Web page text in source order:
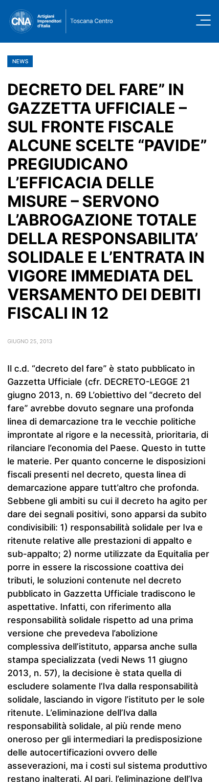
NEWS
DECRETO DEL FARE” IN
GAZZETTA UFFICIALE –
SUL FRONTE FISCALE
ALCUNE SCELTE “PAVIDE”
PREGIUDICANO
L’EFFICACIA DELLE
MISURE – SERVONO
L’ABROGAZIONE TOTALE
DELLA RESPONSABILITA’
SOLIDALE E L’ENTRATA IN
VIGORE IMMEDIATA DEL
VERSAMENTO DEI DEBITI
FISCALI IN 12
GIUGNO 25, 2013
Il c.d. “decreto del fare” è stato pubblicato in
Gazzetta Ufficiale (cfr. DECRETO-LEGGE 21
giugno 2013, n. 69 L’obiettivo del “decreto del
fare” avrebbe dovuto segnare una profonda
linea di demarcazione tra le vecchie politiche
improntate al rigore e la necessità, prioritaria, di
rilanciare l’economia del Paese. Questo in tutte
le materie. Per quanto concerne le disposizioni
fiscali presenti nel decreto, questa linea di
demarcazione appare tutt’altro che profonda.
Sebbene gli ambiti su cui il decreto ha agito per
dare dei segnali positivi, sono apparsi da subito
condivisibili: 1) responsabilità solidale per Iva e
ritenute relative alle prestazioni di appalto e
sub-appalto; 2) norme utilizzate da Equitalia per
porre in essere la riscossione coattiva dei
tributi, le soluzioni contenute nel decreto
pubblicato in Gazzetta Ufficiale tradiscono le
aspettative. Infatti, con riferimento alla
responsabilità solidale rispetto ad una prima
versione che prevedeva l’abolizione
complessiva dell’istituto, apparsa anche sulla
stampa specializzata (vedi News 11 giugno
2013, n. 57), la decisione è stata quella di
escludere solamente l’Iva dalla responsabilità
solidale, lasciando in vigore l’istituto per le sole
ritenute. L’eliminazione dell’Iva dalla
responsabilità solidale, al più rende meno
oneroso per gli intermediari la predisposizione
delle autocertificazioni ovvero delle
asseverazioni, ma i costi sul sistema produttivo
restano inalterati. Al pari, l’eliminazione dell’Iva